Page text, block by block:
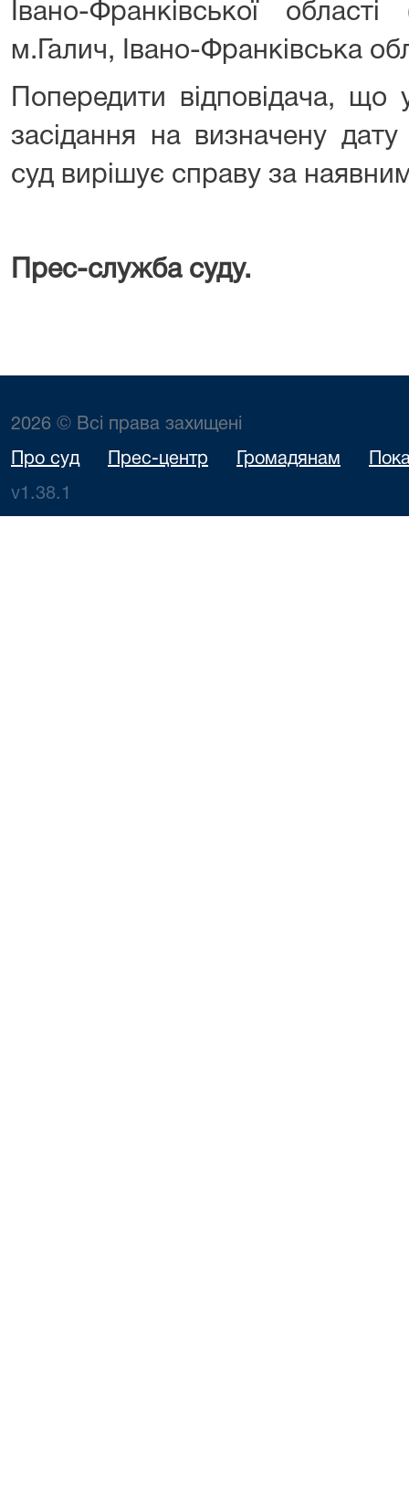
Івано-Франківської
м.Галич, Івано-Франківська
Попередити відповідача,
засідання на визначену
суд вирішує справу за
Прес-служба суду.
2026 © Всі права захищені
Про суд Прес-центр Громадянам
v1.38.1